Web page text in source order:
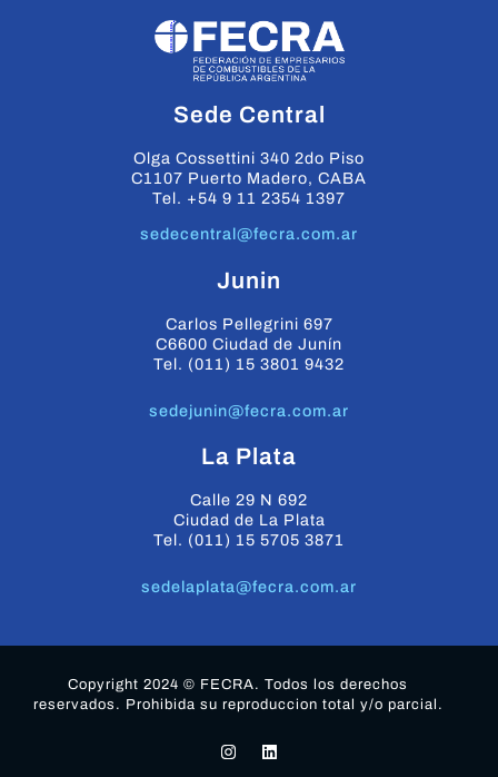
Sede Central
Olga Cossettini 340 2do Piso
C1107 Puerto Madero, CABA
Tel. +54 9 11 2354 1397
sedecentral@fecra.com.ar
Junin
Carlos Pellegrini 697
C6600 Ciudad de Junín
Tel. (011) 15 3801 9432
sedejunin@fecra.com.ar
La Plata
Calle 29 N 692
Ciudad de La Plata
Tel. (011) 15 5705 3871
sedelaplata@fecra.com.ar
Copyright 2024 © FECRA. Todos los derechos
reservados. Prohibida su reproduccion total y/o parcial.